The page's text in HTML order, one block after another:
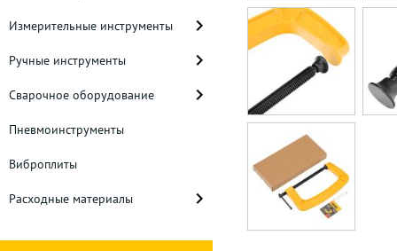
Измерительные инструменты
Ручные инструменты
Сварочное оборудование
Пневмоинструменты
Виброплиты
Расходные материалы